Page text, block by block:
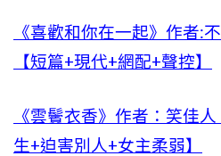
《喜歡和你在一起》作者:
【短篇+現代+網配+聲控】
《雲鬢衣香》作者：笑佳
生+迫害別人+女主柔弱】